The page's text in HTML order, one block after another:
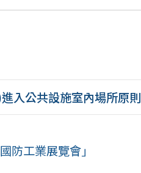
入公共設施室內場所原則
防工業展覽會」